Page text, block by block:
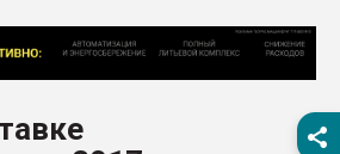
Подмосковье, Москва
28.07.2026